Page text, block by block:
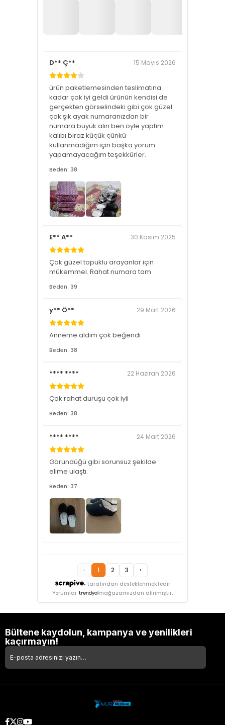
D** Ç** 15 Mayıs 2026
ürün paketlemesinden teslimatına
kadar çok iyi geldi ürünün kendisi de
gerçekten görselindeki gibi çok güzel
çok şık ayak numaranızdan bir
numara büyük alın ben öyle yaptım
kalıbı biraz küçük çünkü
kullanmadığım için başka yorum
yapamayacağım teşekkürler.
Beden: 38
E** A** 30 Kasım 2025
Çok güzel topuklu arayanlar için
mükemmel. Rahat numara tam
Beden: 39
y** Ö** 29 Mart 2026
Anneme aldım çok beğendi
Beden: 38
**** **** 22 Haziran 2026
Çok rahat duruşu çok iyii
Beden: 38
**** **** 24 Mart 2026
Göründüğü gibi sorunsuz şekilde
elime ulaştı.
Beden: 37
tarafından desteklenmektedir.
‹ 1 2 3 ›
Yorumlar mağazamızdan alınmıştır.
Bültene kaydolun, kampanya ve yenilikleri
kaçırmayın!